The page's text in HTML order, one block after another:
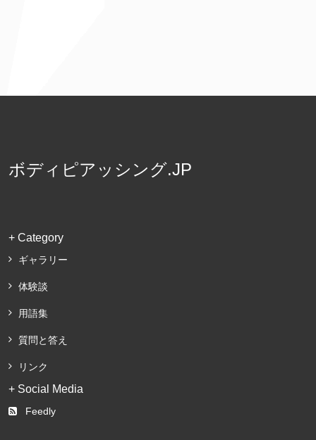
ボディピアッシング.JP
+ Category
ギャラリー
体験談
用語集
質問と答え
リンク
+ Social Media
Feedly